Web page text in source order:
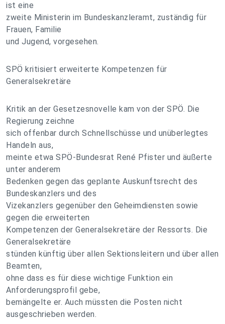
ist eine
zweite Ministerin im Bundeskanzleramt, zuständig für
Frauen, Familie
und Jugend, vorgesehen.
SPÖ kritisiert erweiterte Kompetenzen für
Generalsekretäre
Kritik an der Gesetzesnovelle kam von der SPÖ. Die
Regierung zeichne
sich offenbar durch Schnellschüsse und unüberlegtes
Handeln aus,
meinte etwa SPÖ-Bundesrat René Pfister und äußerte
unter anderem
Bedenken gegen das geplante Auskunftsrecht des
Bundeskanzlers und des
Vizekanzlers gegenüber den Geheimdiensten sowie
gegen die erweiterten
Kompetenzen der Generalsekretäre der Ressorts. Die
Generalsekretäre
stünden künftig über allen Sektionsleitern und über allen
Beamten,
ohne dass es für diese wichtige Funktion ein
Anforderungsprofil gebe,
bemängelte er. Auch müssten die Posten nicht
ausgeschrieben werden.